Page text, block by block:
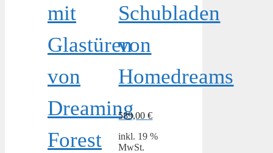
mit
Glastüren
von
Dreaming
Forest
Schubladen
von
Homedreams
589,00€
inkl. 19 %
MwSt.